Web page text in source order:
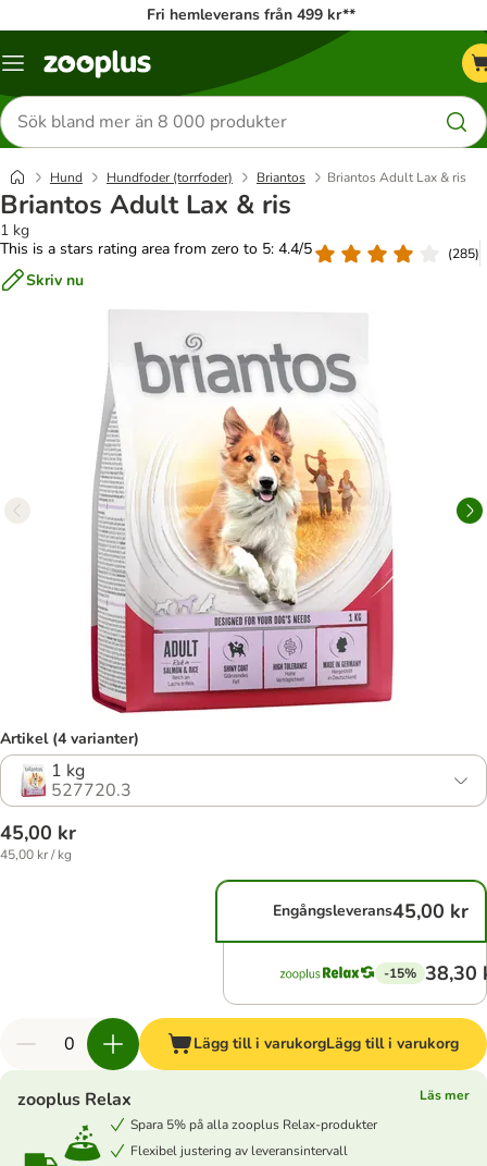
Fri hemleverans från 499 kr**
Katalogmeny
Sök
efter
produkter
Hund Hundfoder (torrfoder) Briantos Briantos Adult Lax & ris
Briantos Adult Lax & ris
1 kg
This is a stars rating area from zero to 5: 4.4/5
(285)
Skriv nu
Artikel (4 varianter)
1 kg
527720.3
45,00 kr
45,00 kr / kg
Engångsleverans45,00 kr
-15% 38,30
Lägg till i varukorgLägg till i varukorg
zooplus Relax
Läs mer
Spara 5% på alla zooplus Relax-produkter
Flexibel justering av leveransintervall